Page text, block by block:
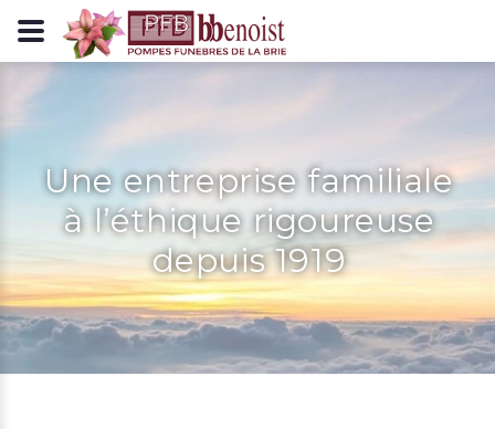
Panneau de gestion des cookies
Une entreprise familiale
à l’éthique rigoureuse
depuis 1919